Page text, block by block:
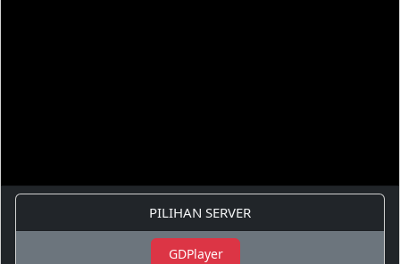
PILIHAN SERVER
GDPlayer